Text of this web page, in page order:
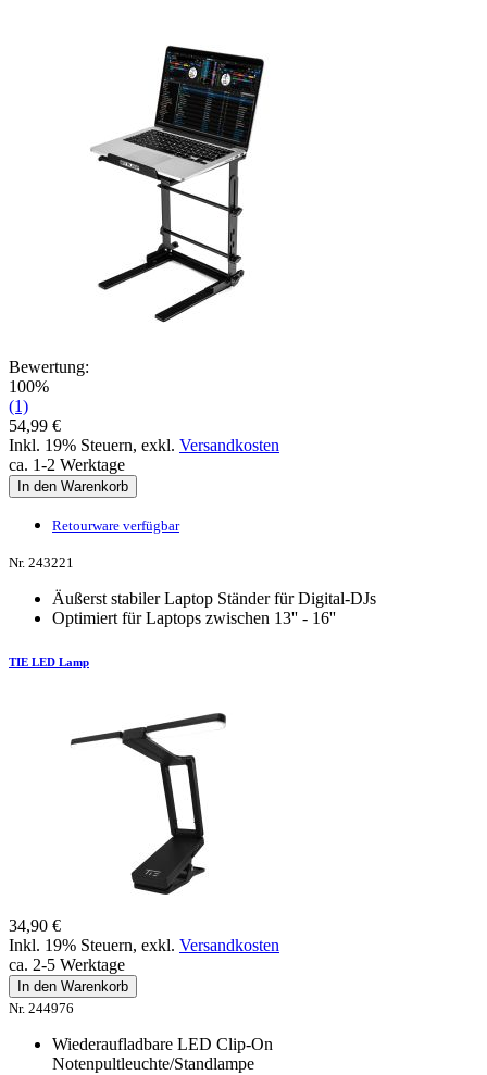
Bewertung:
100%
(1)
54,99 €
Inkl. 19% Steuern, exkl. Versandkosten
ca. 1-2 Werktage
In den Warenkorb
Retourware verfügbar
Nr. 243221
Äußerst stabiler Laptop Ständer für Digital-DJs
Optimiert für Laptops zwischen 13'' - 16''
TIE LED Lamp
34,90 €
Inkl. 19% Steuern, exkl. Versandkosten
ca. 2-5 Werktage
In den Warenkorb
Nr. 244976
Wiederaufladbare LED Clip-On
Notenpultleuchte/Standlampe